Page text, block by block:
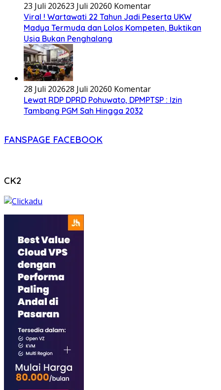
23 Juli 202623 Juli 20260 Komentar
Viral ! Wartawati 22 Tahun Jadi Peserta UKW
Madya Termuda dan Lolos Kompeten, Buktikan
Usia Bukan Penghalang
28 Juli 202628 Juli 20260 Komentar
Lewat RDP DPRD Pohuwato, DPMPTSP : Izin
Tambang PGM Sah Hingga 2032
FANSPAGE FACEBOOK
CK2